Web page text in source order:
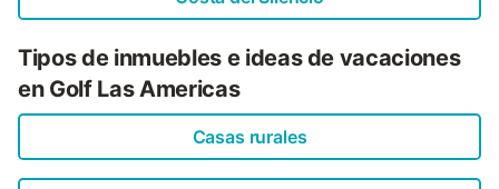
pesca. Se encuentra a 1 km de la playa y del centro de la
restaurantes a menos de 1 km. También hay un parque
acuático en las proximidades....
Tipos de inmuebles e ideas de vacaciones
en Golf Las Americas
Casas rurales